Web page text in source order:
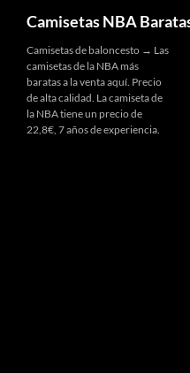
Camisetas NBA
Camisetas de baloncesto → Las
camisetas de la NBA más
baratas a la venta aquí. Precio
de alta calidad. La camiseta de
la NBA tiene un precio de
22,8€, 7 años de experiencia.